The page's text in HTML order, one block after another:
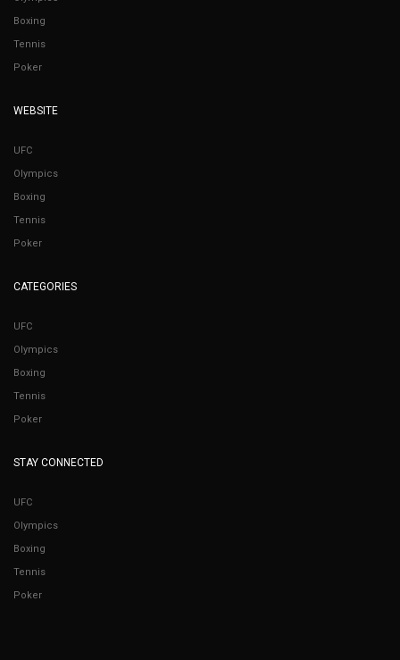
Boxing
Tennis
Poker
WEBSITE
UFC
Olympics
Boxing
Tennis
Poker
CATEGORIES
UFC
Olympics
Boxing
Tennis
Poker
STAY CONNECTED
UFC
Olympics
Boxing
Tennis
Poker